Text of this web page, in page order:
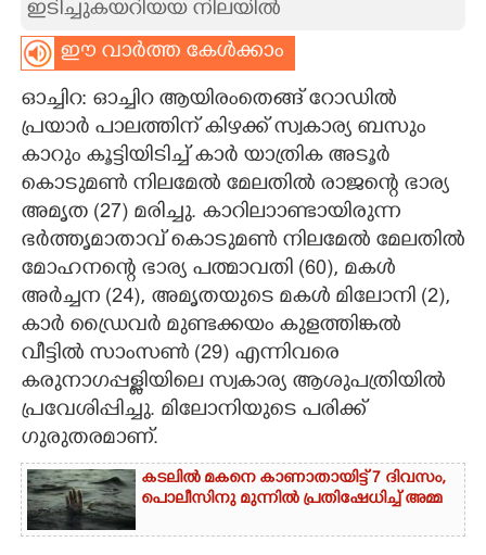
CARTOONS
LITERATURE
ZOOM
CONTACT US
ഇടി​ച്ചുകയറി​യയ നി​ലയി​ൽ
ഈ വാർത്ത കേൾക്കാം
ഓച്ചിറ: ഓച്ചിറ ആയിരംതെങ്ങ് റോഡിൽ
പ്രയാർ പാലത്തിന് കിഴക്ക് സ്വകാര്യ ബസും
കാറും കൂട്ടിയിടിച്ച് കാർ യാത്രിക അടൂർ
കൊടുമൺ നിലമേൽ മേലതിൽ രാജന്റെ ഭാര്യ
അമൃത (27) മരിച്ചു. കാറി​ലാാണ്ടായി​രുന്ന
ഭർത്തൃമാതാവ് കൊടുമൺ നിലമേൽ മേലതിൽ
മോഹനന്റെ ഭാര്യ പത്മാവതി (60), മകൾ
അർച്ചന (24), അമൃതയുടെ മകൾ മിലോനി (2),
കാർ ഡ്രൈവർ മുണ്ടക്കയം കുളത്തിങ്കൽ
വീട്ടിൽ സാംസൺ (29) എന്നിവരെ
കരുനാഗപ്പള്ളിയിലെ സ്വകാര്യ ആശുപത്രിയിൽ
പ്രവേശിപ്പിച്ചു. മിലോനിയുടെ പരിക്ക്
ഗുരുതരമാണ്.
കടലിൽ മകനെ കാണാതായിട്ട് 7 ദിവസം,
പൊലീസിനു മുന്നിൽ പ്രതിഷേധിച്ച് അമ്മ